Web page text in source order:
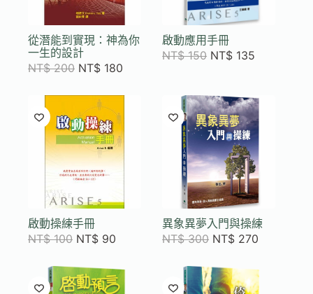
從潛能到實現：神為你
一生的設計
NT$200 NT$ 180
啟動應用手冊
NT$150 NT$ 135
啟動操練手冊
NT$100 NT$ 90
異象異夢入門與操練
NT$300 NT$ 270